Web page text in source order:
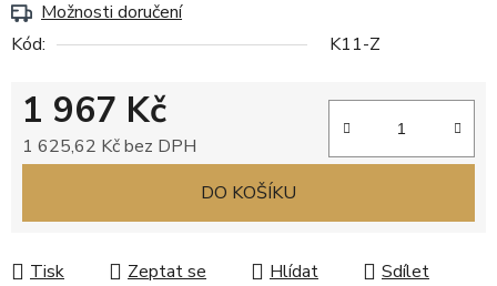
Možnosti doručení
Kód:
K11-Z
1 967 Kč
1 625,62 Kč bez DPH
DO KOŠÍKU
Tisk Zeptat se Hlídat Sdílet